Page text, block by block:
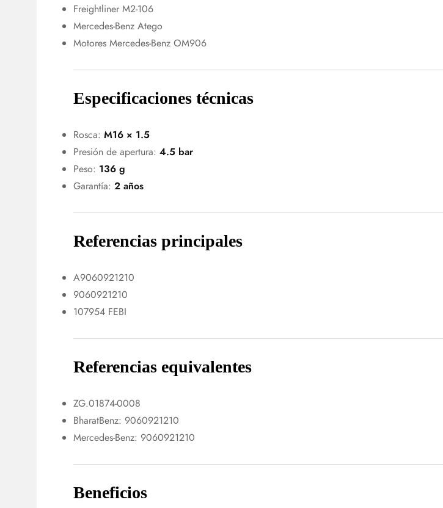
Freightliner M2-106
Mercedes-Benz Atego
Motores Mercedes-Benz OM906
Especificaciones técnicas
Rosca: M16 × 1.5
Presión de apertura: 4.5 bar
Peso: 136 g
Garantía: 2 años
Referencias principales
A9060921210
9060921210
107954 FEBI
Referencias equivalentes
ZG.01874-0008
BharatBenz: 9060921210
Mercedes-Benz: 9060921210
Beneficios